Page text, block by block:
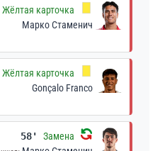
Жёлтая карточка
Марко Стаменич
Жёлтая карточка
Gonçalo Franco
58' Замена